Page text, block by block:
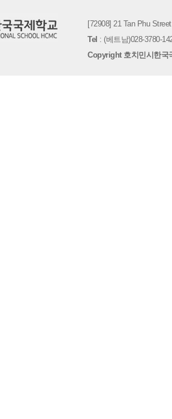
[72908] 21 Tan Phu
Tel : (베트남)028-3780-
Copyright 호치민시한국